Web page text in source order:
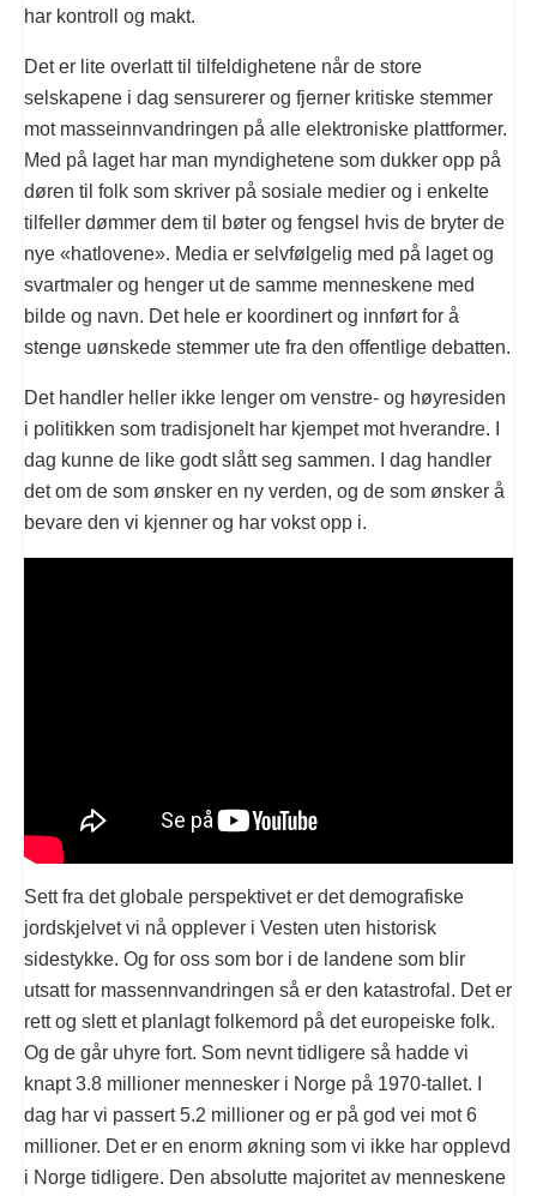
har kontroll og makt.
Det er lite overlatt til tilfeldighetene når de store
selskapene i dag sensurerer og fjerner kritiske stemmer
mot masseinnvandringen på alle elektroniske plattformer.
Med på laget har man myndighetene som dukker opp på
døren til folk som skriver på sosiale medier og i enkelte
tilfeller dømmer dem til bøter og fengsel hvis de bryter de
nye «hatlovene». Media er selvfølgelig med på laget og
svartmaler og henger ut de samme menneskene med
bilde og navn. Det hele er koordinert og innført for å
stenge uønskede stemmer ute fra den offentlige debatten.
Det handler heller ikke lenger om venstre- og høyresiden
i politikken som tradisjonelt har kjempet mot hverandre. I
dag kunne de like godt slått seg sammen. I dag handler
det om de som ønsker en ny verden, og de som ønsker å
bevare den vi kjenner og har vokst opp i.
Sett fra det globale perspektivet er det demografiske
jordskjelvet vi nå opplever i Vesten uten historisk
sidestykke. Og for oss som bor i de landene som blir
utsatt for massennvandringen så er den katastrofal. Det er
rett og slett et planlagt folkemord på det europeiske folk.
Og de går uhyre fort. Som nevnt tidligere så hadde vi
knapt 3.8 millioner mennesker i Norge på 1970-tallet. I
dag har vi passert 5.2 millioner og er på god vei mot 6
millioner. Det er en enorm økning som vi ikke har opplevd
i Norge tidligere. Den absolutte majoritet av menneskene